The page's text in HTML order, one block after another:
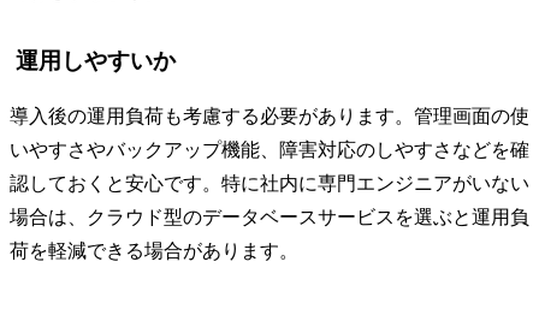
運用しやすいか
導入後の運用負荷も考慮する必要があります。管理画面の使
いやすさやバックアップ機能、障害対応のしやすさなどを確
認しておくと安心です。特に社内に専門エンジニアがいない
場合は、クラウド型のデータベースサービスを選ぶと運用負
荷を軽減できる場合があります。